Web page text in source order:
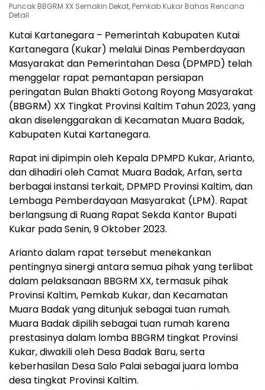
Puncak BBGRM XX Semakin Dekat, Pemkab Kukar Bahas Rencana
Detail
Kutai Kartanegara – Pemerintah Kabupaten Kutai
Kartanegara (Kukar) melalui Dinas Pemberdayaan
Masyarakat dan Pemerintahan Desa (DPMPD) telah
menggelar rapat pemantapan persiapan
peringatan Bulan Bhakti Gotong Royong Masyarakat
(BBGRM) XX Tingkat Provinsi Kaltim Tahun 2023, yang
akan diselenggarakan di Kecamatan Muara Badak,
Kabupaten Kutai Kartanegara.
Rapat ini dipimpin oleh Kepala DPMPD Kukar, Arianto,
dan dihadiri oleh Camat Muara Badak, Arfan, serta
berbagai instansi terkait, DPMPD Provinsi Kaltim, dan
Lembaga Pemberdayaan Masyarakat (LPM). Rapat
berlangsung di Ruang Rapat Sekda Kantor Bupati
Kukar pada Senin, 9 Oktober 2023.
Arianto dalam rapat tersebut menekankan
pentingnya sinergi antara semua pihak yang terlibat
dalam pelaksanaan BBGRM XX, termasuk pihak
Provinsi Kaltim, Pemkab Kukar, dan Kecamatan
Muara Badak yang ditunjuk sebagai tuan rumah.
Muara Badak dipilih sebagai tuan rumah karena
prestasinya dalam lomba BBGRM tingkat Provinsi
Kukar, diwakili oleh Desa Badak Baru, serta
keberhasilan Desa Salo Palai sebagai juara lomba
desa tingkat Provinsi Kaltim.